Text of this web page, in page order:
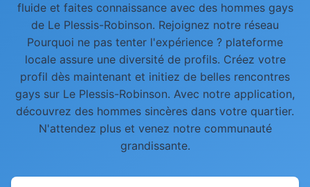
fluide et faites connaissance avec des hommes gays
de Le Plessis-Robinson. Rejoignez notre réseau
Pourquoi ne pas tenter l'expérience ? plateforme
locale assure une diversité de profils. Créez votre
profil dès maintenant et initiez de belles rencontres
gays sur Le Plessis-Robinson. Avec notre application,
découvrez des hommes sincères dans votre quartier.
N'attendez plus et venez notre communauté
grandissante.